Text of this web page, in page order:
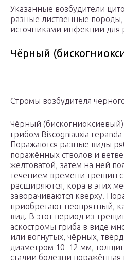
Указанные возбудители
разные лиственные
источниками инфекции для
Чёрный
Стромы возбудителя
Чёрный
грибом Biscogniauxia
Поражаются разные виды
поражённых стволов и
желтоватой, затем на ней
течением времени трещин
расширяются, кора в этих
заворачиваются кверху.
приобретают неопрятный,
вид. В этот период из
аскостромы гриба в виде
или вогнутых, чёрных,
диаметром 10–12 мм,
стадии болезни поражённая